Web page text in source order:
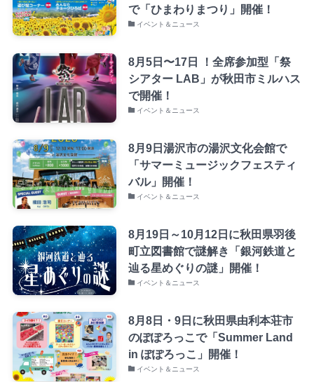
で「ひまわりまつり」開催！
イベント＆ニュース
8月5日〜17日 ！全席参加型「祭
シアター LAB」が秋田市ミルハス
で開催！
イベント＆ニュース
8月9日湯沢市の湯沢文化会館で
「サマーミュージックフェスティ
バル」開催！
イベント＆ニュース
8月19日～10月12日に秋田県羽後
町立図書館で謎解き「銀河鉄道と
辿る星めぐりの謎」開催！
イベント＆ニュース
8月8日・9日に秋田県由利本荘市
のぽぽろっこで「Summer Land
in ぽぽろっこ」開催！
イベント＆ニュース